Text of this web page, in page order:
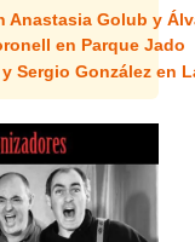
Anastasia Golub y
en Parque Jado
Sergio González en